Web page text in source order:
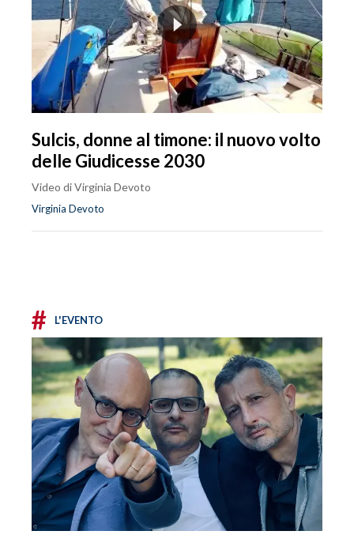
Sulcis, donne al timone: il nuovo volto
delle Giudicesse 2030
Video di Virginia Devoto
Virginia Devoto
# L'EVENTO